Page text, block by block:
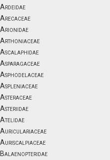
Ardeidae
Arecaceae
Arionidae
Arthoniaceae
Ascalaphidae
Asparagaceae
Asphodelaceae
Aspleniaceae
Asteraceae
Asteriidae
Atelidae
Auriculariaceae
Auriscalpiaceae
Balaenopteridae